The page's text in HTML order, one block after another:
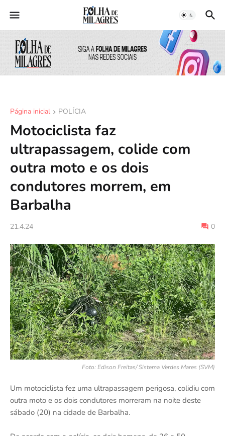
Página inicial POLÍCIA
Motociclista faz
ultrapassagem, colide com
outra moto e os dois
condutores morrem, em
Barbalha
21.4.24 0
Foto: Edison Freitas/ Sistema Verdes Mares (SVM)
Um motociclista fez uma ultrapassagem perigosa, colidiu com
outra moto e os dois condutores morreram na noite deste
sábado (20) na cidade de Barbalha.